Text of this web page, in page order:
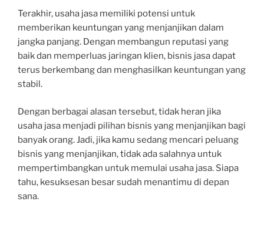
Terakhir, usaha jasa memiliki potensi untuk
memberikan keuntungan yang menjanjikan dalam
jangka panjang. Dengan membangun reputasi yang
baik dan memperluas jaringan klien, bisnis jasa dapat
terus berkembang dan menghasilkan keuntungan yang
stabil.
Dengan berbagai alasan tersebut, tidak heran jika
usaha jasa menjadi pilihan bisnis yang menjanjikan bagi
banyak orang. Jadi, jika kamu sedang mencari peluang
bisnis yang menjanjikan, tidak ada salahnya untuk
mempertimbangkan untuk memulai usaha jasa. Siapa
tahu, kesuksesan besar sudah menantimu di depan
sana.